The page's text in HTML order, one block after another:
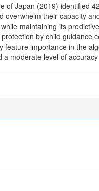
of Japan (2019) identified
their capacity
maintaining its
by child guidance
importance in the
moderate level of